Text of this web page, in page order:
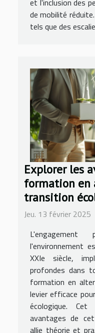
de mobilité
tels que des
Explorer les
formation en
transition
Jeu. 13 février 2025
l'environnement
XXIe siècle,
profondes dans
formation en
levier efficace
écologique.
avantages de
allie théorie et